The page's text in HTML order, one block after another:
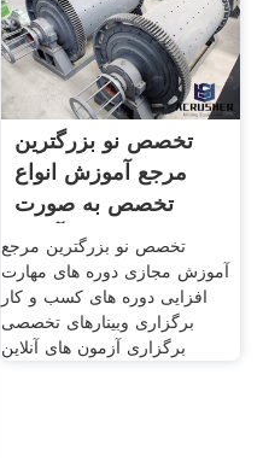
تخصص نو بزرگترین
مرجع آموزش انواع
تخصص به صورت
تخصص نو بزرگترین مرجع
آموزش مجازی دوره های مهارت
افزایی دوره های کسب و کار
برگزاری وبینارهای تخصصی
برگزاری آزمون های آنلاین